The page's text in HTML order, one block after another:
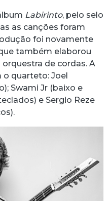
Labirinto, pelo selo
as canções foram
foi novamente
também elaborou
de cordas. A
o quarteto: Joel
Swami Jr (baixo e
e Sergio Reze